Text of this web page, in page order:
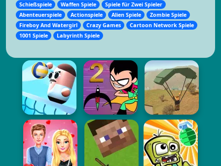
Schießspiele Waffen Spiele
Spiele für Zwei Spieler
Abenteuerspiele
Actionspiele Alien Spiele
Zombie Spiele
Fireboy And Watergirl
Crazy Games
Cartoon Network Spiele
1001 Spiele
Labyrinth Spiele